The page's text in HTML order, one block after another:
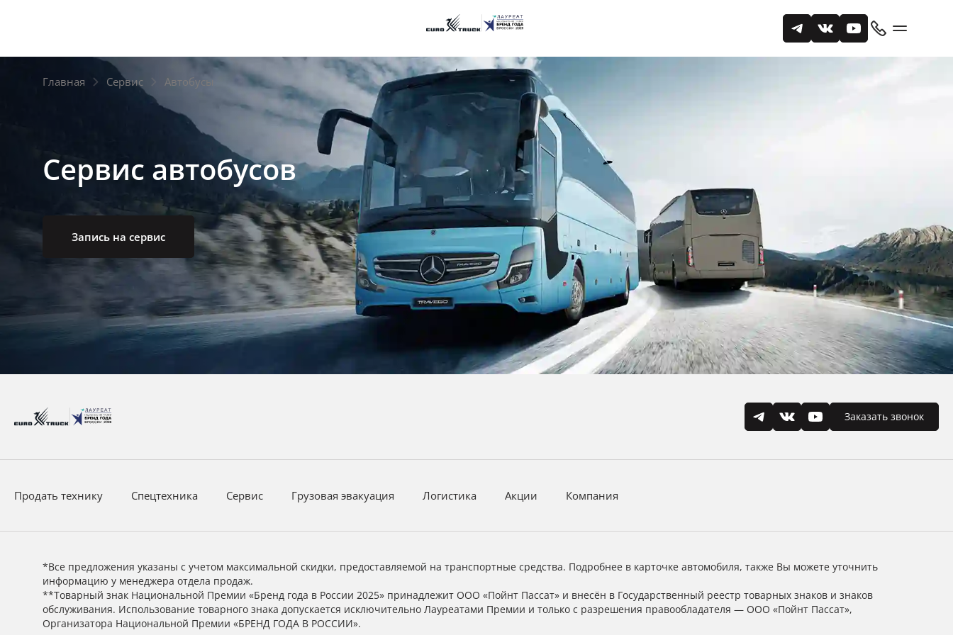
Главная Сервис Автобусы
Сервис автобусов
Запись на сервис
Заказать звонок
Продать технику Спецтехника Сервис Грузовая эвакуация Логистика Акции Компания
*Все предложения указаны с учетом максимальной скидки, предоставляемой на транспортные средства. Подробнее в карточке автомобиля, также Вы можете уточнить
информацию у менеджера отдела продаж.
**Товарный знак Национальной Премии «Бренд года в России 2025» принадлежит ООО «Пойнт Пассат» и внесён в Государственный реестр товарных знаков и знаков
обслуживания. Использование товарного знака допускается исключительно Лауреатами Премии и только с разрешения правообладателя — ООО «Пойнт Пассат»,
Организатора Национальной Премии «БРЕНД ГОДА В РОССИИ».